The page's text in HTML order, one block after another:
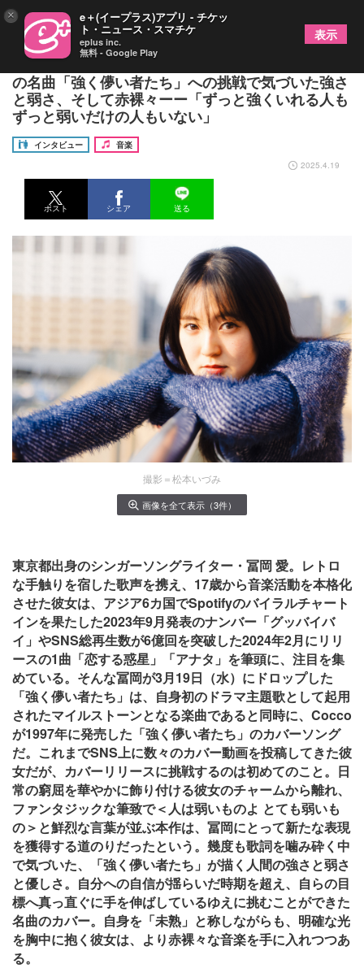
22歳のシンガーソングライター・冨岡 愛、Cocco
の名曲「強く儚い者たち」への挑戦で気づいた強さ
と弱さ、そして赤裸々ーー「ずっと強くいれる人も
ずっと弱いだけの人もいない」
インタビュー
音楽
2025.4.19
ポスト シェア 送る
撮影＝松本いづみ
画像を全て表示（3件）
東京都出身のシンガーソングライター・冨岡 愛。レトロ
な手触りを宿した歌声を携え、17歳から音楽活動を本格化
させた彼女は、アジア6カ国でSpotifyのバイラルチャート
インを果たした2023年9月発表のナンバー「グッバイバ
イ」やSNS総再生数が6億回を突破した2024年2月にリリ
ースの1曲「恋する惑星」「アナタ」を筆頭に、注目を集
めている。そんな冨岡が3月19日（水）にドロップした
「強く儚い者たち」は、自身初のドラマ主題歌として起用
されたマイルストーンとなる楽曲であると同時に、Cocco
が1997年に発売した「強く儚い者たち」のカバーソング
だ。これまでSNS上に数々のカバー動画を投稿してきた彼
女だが、カバーリリースに挑戦するのは初めてのこと。日
常の窮屈を華やかに飾り付ける彼女のチャームから離れ、
ファンタジックな筆致で＜人は弱いものよ とても弱いも
の＞と鮮烈な言葉が並ぶ本作は、冨岡にとって新たな表現
を獲得する道のりだったという。幾度も歌詞を噛み砕く中
で気づいた、「強く儚い者たち」が描く人間の強さと弱さ
と優しさ。自分への自信が揺らいだ時期を超え、自らの目
標へ真っ直ぐに手を伸ばしているゆえに挑むことができた
名曲のカバー。自身を「未熟」と称しながらも、明確な光
を胸中に抱く彼女は、より赤裸々な音楽を手に入れつつあ
る。
× e＋(イープラス)アプリ - チケッ
ト・ニュース・スマチケ
eplus inc.
無料 - Google Play
表示